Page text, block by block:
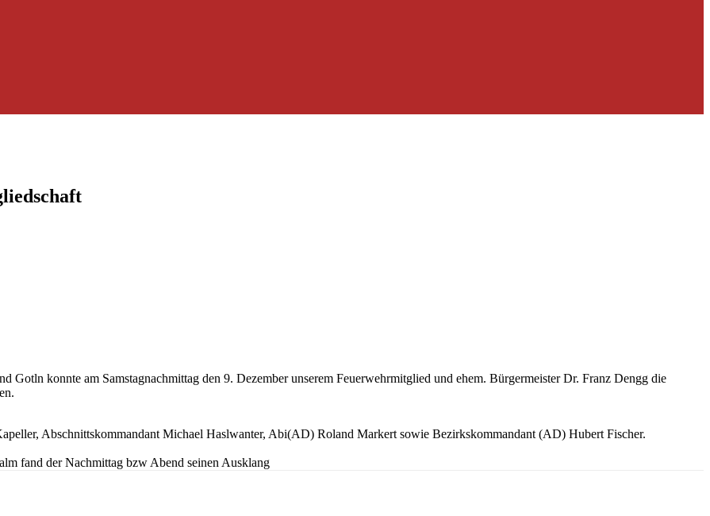
Gotln konnte am Samstagnachmittag den 9. Dezember unserem Feuerwehrmitglied und ehem. Bürgermeister Dr. Franz Dengg die
Abschnittskommandant Michael Haslwanter, Abi(AD) Roland Markert sowie Bezirkskommandant (AD) Hubert Fischer.
fand der Nachmittag bzw Abend seinen Ausklang